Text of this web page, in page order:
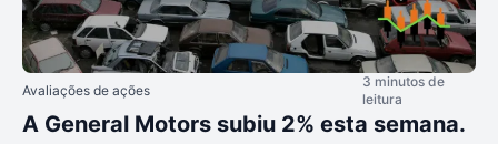
Avaliações de ações
3 minutos de
leitura
A General Motors subiu 2% esta semana.